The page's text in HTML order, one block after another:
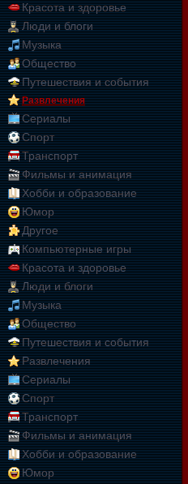
Красота и здоровье
Люди и блоги
Музыка
Общество
Путешествия и события
Развлечения
Сериалы
Спорт
Транспорт
Фильмы и анимация
Хобби и образование
Юмор
Другое
Компьютерные игры
Красота и здоровье
Люди и блоги
Музыка
Общество
Путешествия и события
Развлечения
Сериалы
Спорт
Транспорт
Фильмы и анимация
Хобби и образование
Юмор